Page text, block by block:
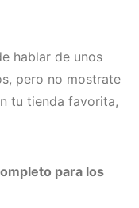
hablar de unos
pero no mostrate
tu tienda favorita,
para los